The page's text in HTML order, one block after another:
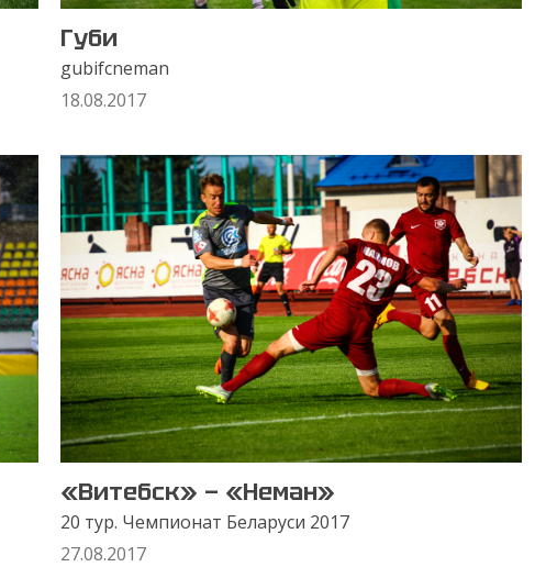
Губи
gubifcneman
18.08.2017
«Витебск» — «Неман»
20 тур. Чемпионат Беларуси 2017
27.08.2017